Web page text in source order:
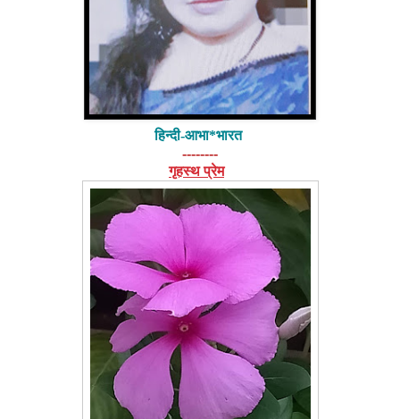
हिन्दी-आभा*भारत
--------
गृहस्थ प्रेम